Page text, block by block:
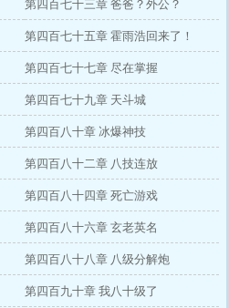
第四百七十三章 爸爸？外公？
第四百七十五章 霍雨浩回来了！
第四百七十七章 尽在掌握
第四百七十九章 天斗城
第四百八十章 冰爆神技
第四百八十二章 八技连放
第四百八十四章 死亡游戏
第四百八十六章 玄老英名
第四百八十八章 八级分解炮
第四百九十章 我八十级了